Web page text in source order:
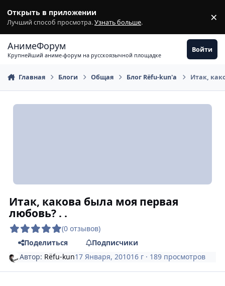
Открыть в приложении
Лучший способ просмотра.Узнать больше. ×
АнимеФорум
Крупнейший аниме-форум на русскоязычной площадке
Войти
Главная Блоги Общая Блог Rёfu-kun'а Итак,
Итак, какова была моя первая
любовь? . .
(0 отзывов)
Поделиться
Подписчики
Автор: Rёfu-kun17 Января, 201016 г · 189 просмотров